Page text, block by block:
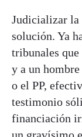
Judicializar la
solución. Ya
tribunales
y a un
o el PP,
testimonio
financiación